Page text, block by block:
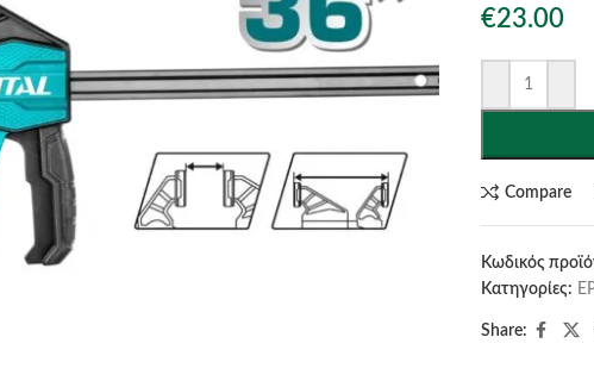
€23.00
Compare
Κωδικός
Κατηγορίες:
Share: